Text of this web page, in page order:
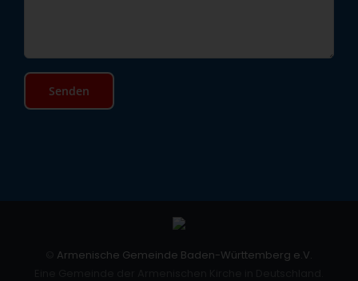
Armenische Gemeinde Baden-Württemberg e.V.